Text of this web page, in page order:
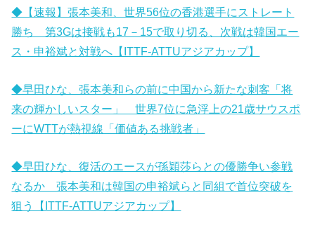
◆【速報】張本美和、世界56位の香港選手にストレート
勝ち 第3Gは接戦も17－15で取り切る、次戦は韓国エー
ス・申裕斌と対戦へ【ITTF-ATTUアジアカップ】
◆早田ひな、張本美和らの前に中国から新たな刺客「将
来の輝かしいスター」 世界7位に急浮上の21歳サウスポ
ーにWTTが熱視線「価値ある挑戦者」
◆早田ひな、復活のエースが孫穎莎らとの優勝争い参戦
なるか 張本美和は韓国の申裕斌らと同組で首位突破を
狙う【ITTF-ATTUアジアカップ】